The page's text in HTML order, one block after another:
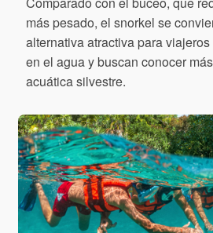
más pesado, el snorkel se
alternativa atractiva para
en el agua y buscan conocer
acuática silvestre.